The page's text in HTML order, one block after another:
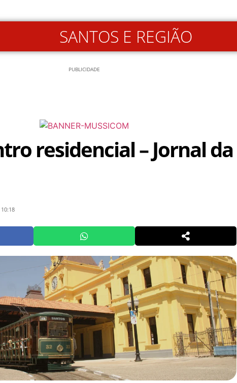
SANTOS E REGIÃO
PUBLICIDADE
residencial – Jornal da